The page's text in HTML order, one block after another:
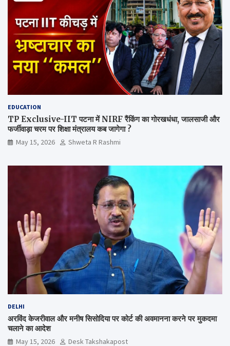
EDUCATION
TP Exclusive-IIT पटना में NIRF रैंकिंग का गोरखधंधा, जालसाजी और
फर्जीवाड़ा चरम पर शिक्षा मंत्रालय कब जागेगा ?
May 15, 2026 Shweta R Rashmi
DELHI
अरविंद केजरीवाल और मनीष सिसोदिया पर कोर्ट की अवमानना करने पर मुकदमा
चलाने का आदेश
May 15, 2026 Desk Takshakapost